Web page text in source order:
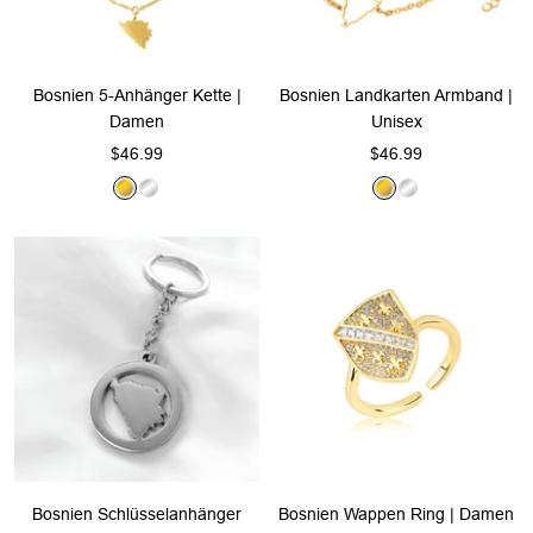
Bosnien 5-Anhänger Kette |
Damen
Angebotspreis
$46.99
G S
b
r
Bosnien Landkarten Armband |
Unisex
Angebotspreis
$46.99
G S
e
r
Bosnien Schlüsselanhänger
Bosnien Wappen Ring | Damen